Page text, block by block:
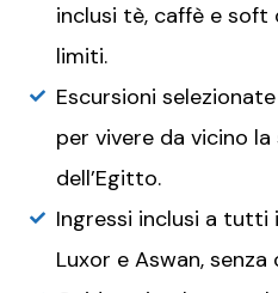
inclusi tè, caffè e soft
limiti.
Escursioni
per vivere da vicino
dell’Egitto.
Ingressi inclusi a
Luxor e Aswan,